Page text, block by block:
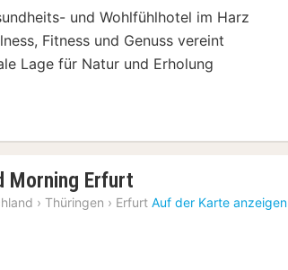
Bild
und Wohlfühlhotel im Harz
Fitness und Genuss vereint
Lage für Natur und Erholung
Morning Erfurt
Nacht
› Thüringen › Erfurt Auf der Karte anzeigen